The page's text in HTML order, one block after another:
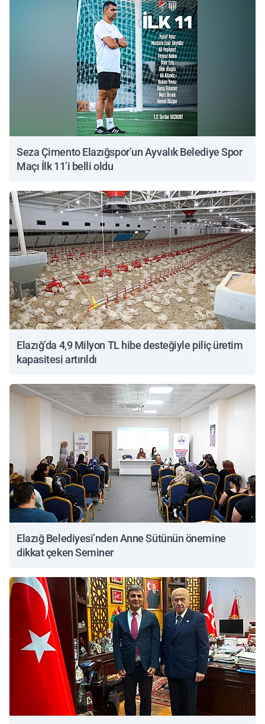
Seza Çimento Elazığspor’un Ayvalık Belediye Spor
Maçı İlk 11’i belli oldu
Elazığ’da 4,9 Milyon TL hibe desteğiyle piliç üretim
kapasitesi artırıldı
Elazığ Belediyesi’nden Anne Sütünün önemine
dikkat çeken Seminer